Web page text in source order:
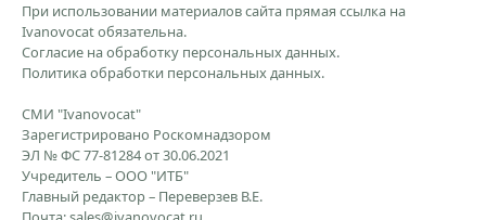
При использовании материалов сайта прямая ссылка на
Ivanovocat обязательна.
Согласие на обработку персональных данных.
Политика обработки персональных данных.
СМИ "Ivanovocat"
Зарегистрировано Роскомнадзором
ЭЛ № ФС 77-81284 от 30.06.2021
Учредитель – ООО "ИТБ"
Главный редактор – Переверзев В.Е.